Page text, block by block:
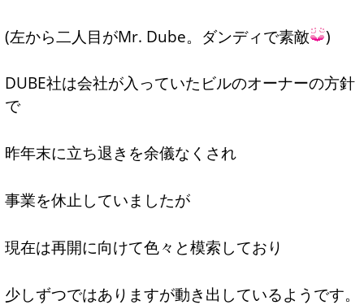
(左から二人目がMr. Dube。ダンディで素敵 )
DUBE社は会社が入っていたビルのオーナーの方針
で
昨年末に立ち退きを余儀なくされ
事業を休止していましたが
現在は再開に向けて色々と模索しており
少しずつではありますが動き出しているようです。